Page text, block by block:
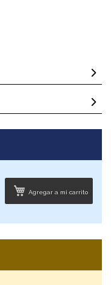
Agregar a mi carrito